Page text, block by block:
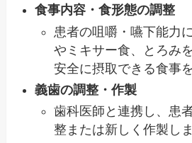
食事内容・食形態の調整
患者の咀嚼・嚥下能力
やミキサー食、とろみ
安全に摂取できる食事
義歯の調整・作製
歯科医師と連携し、患
整または新しく作製しま